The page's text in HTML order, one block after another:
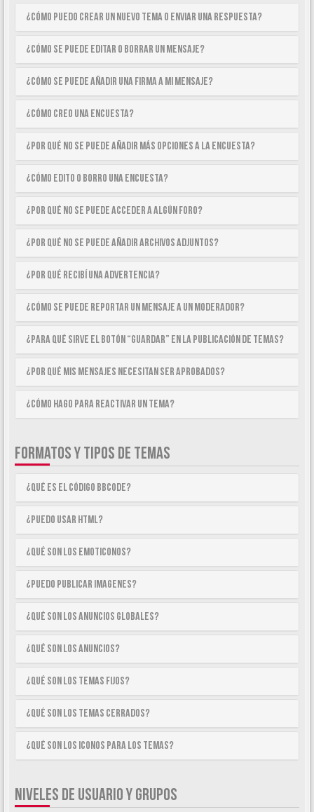
¿Cómo puedo crear un nuevo tema o enviar una respuesta?
¿Cómo se puede editar o borrar un mensaje?
¿Cómo se puede añadir una firma a mi mensaje?
¿Cómo creo una encuesta?
¿Por qué no se puede añadir más opciones a la encuesta?
¿Cómo edito o borro una encuesta?
¿Por qué no se puede acceder a algún foro?
¿Por qué no se puede añadir archivos adjuntos?
¿Por qué recibí una advertencia?
¿Cómo se puede reportar un mensaje a un moderador?
¿Para qué sirve el botón “Guardar” en la publicación de temas?
¿Por qué mis mensajes necesitan ser aprobados?
¿Cómo hago para reactivar un tema?
FORMATOS Y TIPOS DE TEMAS
¿Qué es el código BBCode?
¿Puedo usar HTML?
¿Qué son los emoticonos?
¿Puedo publicar imagenes?
¿Qué son los anuncios globales?
¿Qué son los anuncios?
¿Qué son los temas fijos?
¿Qué son los temas cerrados?
¿Qué son los iconos para los temas?
NIVELES DE USUARIO Y GRUPOS